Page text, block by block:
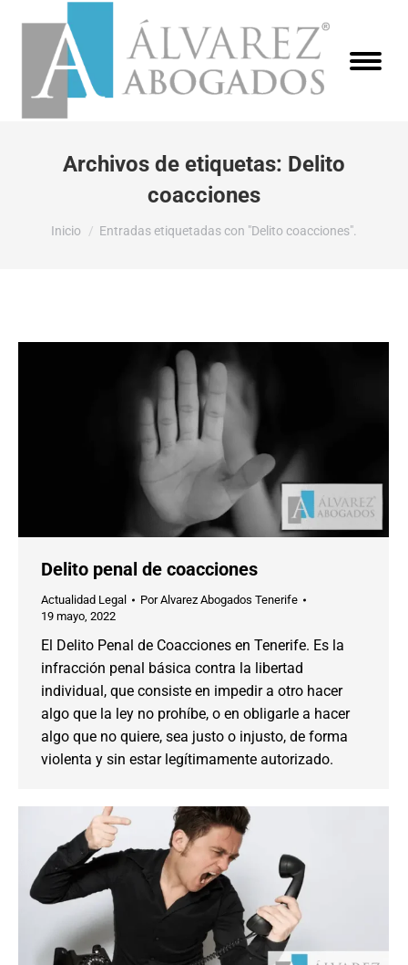
Archivos de etiquetas: Delito
coacciones
Estás aquí:
Inicio Entradas etiquetadas con "Delito coacciones".
Delito penal de coacciones
Actualidad Legal PorAlvarez Abogados Tenerife
19 mayo, 2022
El Delito Penal de Coacciones en Tenerife. Es la
infracción penal básica contra la libertad
individual, que consiste en impedir a otro hacer
algo que la ley no prohíbe, o en obligarle a hacer
algo que no quiere, sea justo o injusto, de forma
violenta y sin estar legítimamente autorizado.